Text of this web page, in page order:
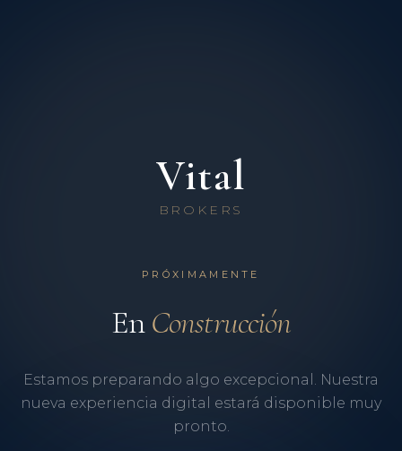
Vital
BROKERS
PRÓXIMAMENTE
EnConstrucción
Estamos preparando algo excepcional. Nuestra
nueva experiencia digital estará disponible muy
pronto.